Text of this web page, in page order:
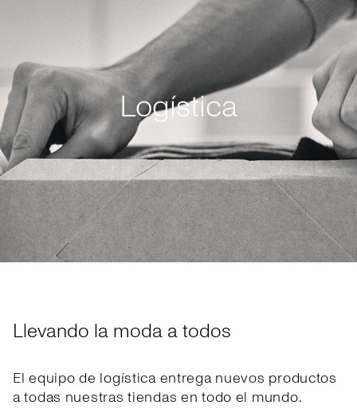
Logística
Llevando la moda a todos
El equipo de logística entrega nuevos productos
a todas nuestras tiendas en todo el mundo.